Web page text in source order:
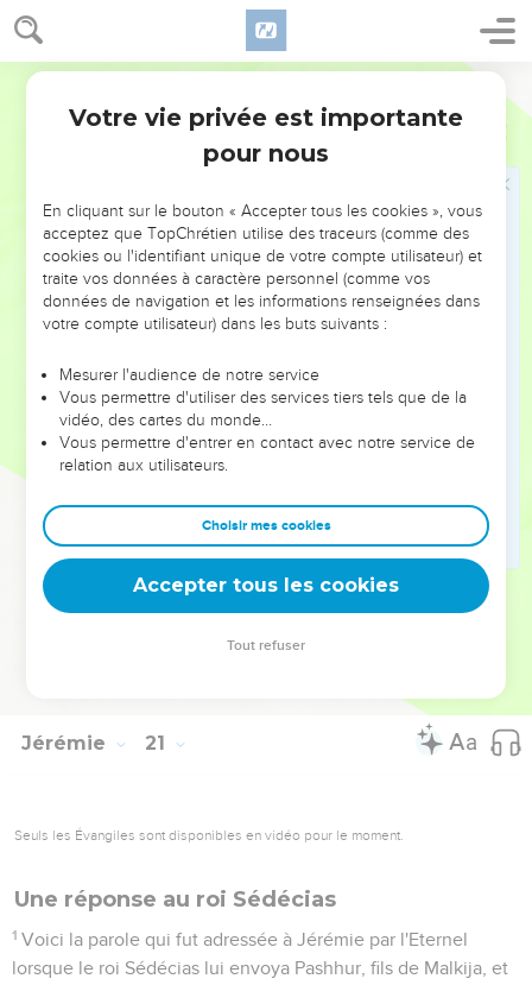
Jérémie 20
» Cependant, l'Eternel est avec moi, pareil à un héros
redoutable. C'est pourquoi mes persécuteurs trébucheront,
ils ne seront pas les plus forts. Leur honte sera grande car ils
cela ne s'oubliera pas.
L'Eternel, le maître de l’univers, met le juste à l'épreuve, il
s'exercer contre eux, car c'est à toi que j’ai confié ma cause.
Chantez en l’honneur de l'Eternel, louez l'Eternel ! Oui, il
délivre le faible des méchants.
» Maudit soit le jour où je suis né ! Que le jour où ma mère
Maudit soit l'homme qui a annoncé à mon père : ‘Tu as eu
un fils’et qui l’a comblé de joie !
Que cet homme soit pareil aux villes que l'Eternel a
démolies sans aucun regret : qu'il entende des plaintes le
matin et des cris de guerre au milieu de la journée,
parce qu’il ne m’a pas fait mourir dans le ventre de ma
mère. Ma mère m’aurait servi de tombeau, elle m’aurait porté
sans fin.
Pourquoi suis-je sorti du ventre maternel, si c’est pour
Jérémie 21
Seuls les Évangiles sont disponibles en vidéo pour le moment.
Une réponse au roi Sédécias
1 Voici la parole qui fut adressée à Jérémie par l'Eternel
lorsque le roi Sédécias lui envoya Pashhur, fils de Malkija, et
Votre vie privée est importante
pour nous
En cliquant sur le bouton « Accepter tous les cookies », vous
acceptez que TopChrétien utilise des traceurs (comme des
cookies ou l'identifiant unique de votre compte utilisateur) et
traite vos données à caractère personnel (comme vos
données de navigation et les informations renseignées dans
votre compte utilisateur) dans les buts suivants :
Mesurer l'audience de notre service
Vous permettre d'utiliser des services tiers tels que de la
vidéo, des cartes du monde…
Vous permettre d'entrer en contact avec notre service de
relation aux utilisateurs.
Choisir mes cookies
Accepter tous les cookies
Tout refuser